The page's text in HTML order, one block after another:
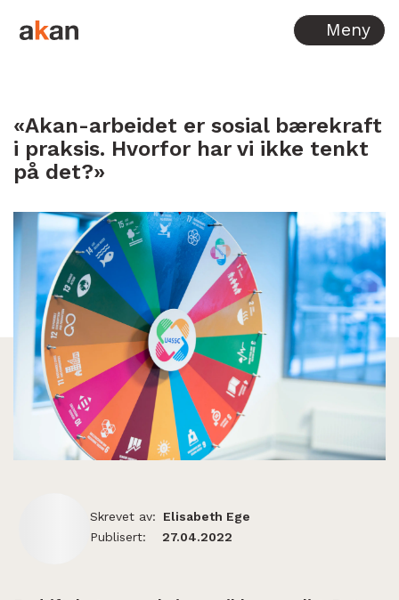
Hopp til innhold Meny
«Akan-arbeidet er sosial bærekraft
i praksis. Hvorfor har vi ikke tenkt
på det?»
Skrevet av:
Elisabeth Ege
Publisert:
27.04.2022